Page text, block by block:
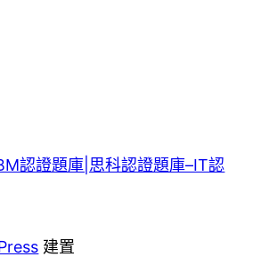
認證題庫|思科認證題庫–IT認
建置